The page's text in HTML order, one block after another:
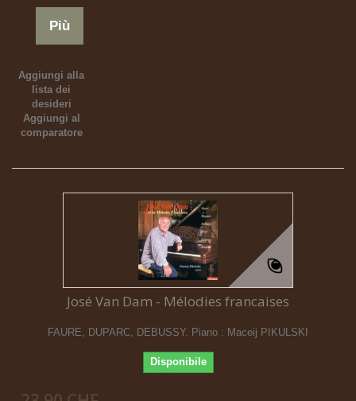
Più
Aggiungi alla
lista dei
desideri
Aggiungi al
comparatore
José Van Dam - Mélodies francaises
FAURE, DUPARC, DEBUSSY. Piano : Maceij PIKULSKI
Disponibile